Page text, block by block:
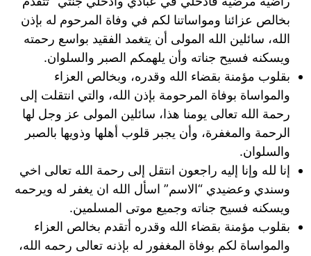
بخالص عزائنا ومواساتنا لكم في وفاة المرحوم له بإذن
الله، سائلين الله المولى أن يتغمد الفقيد بواسع رحمته
ويسكنه فسيح جناته وأن يلهمكم الصبر والسلوان.
بقلوب مؤمنة بقضاء الله وقدره، وبخالص العزاء
والمواساة بوفاة المرحومة بإذن الله، والتي انتقلت إلى
رحمة الله تعالى يومنا هذا، سائلين المولى عز وجل لها
الرحمة والمغفرة، وأن يجبر قلوب أهلها وذويها بالصبر
والسلوان.
إنا لله وإنا إليه راجعون انتقل إلى رحمة الله تعالى اخي
وسندي وعضيدي “الاسم” اسأل الله ان يغفر له ويرحمه
ويسكنه فسيح جناته وجميع موتى المسلمين.
بقلوب مؤمنة بقضاء الله وقدره أتقدم بخالص العزاء
والمواساة لكم بوفاة المغفور له بإذنه تعالى رحمه الله،